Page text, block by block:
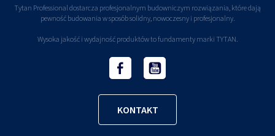
Tytan Professional dostarcza profesjonalnym budowniczym rozwiązania, które dają
pewność budowania w sposób solidny, nowoczesny i profesjonalny.
Wysoka jakość i wydajność produktów to fundamenty marki TYTAN.
KONTAKT